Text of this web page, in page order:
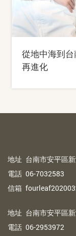
從地中海到
再進化
地址 台南市安平區
電話 06-7032583
信箱
地址 台南市安平區
電話 06-2953972